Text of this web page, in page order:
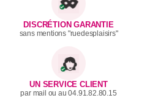
DISCRÉTION GARANTIE
sans mentions "ruedesplaisirs"
UN SERVICE CLIENT
par mail ou au 04.91.82.80.15